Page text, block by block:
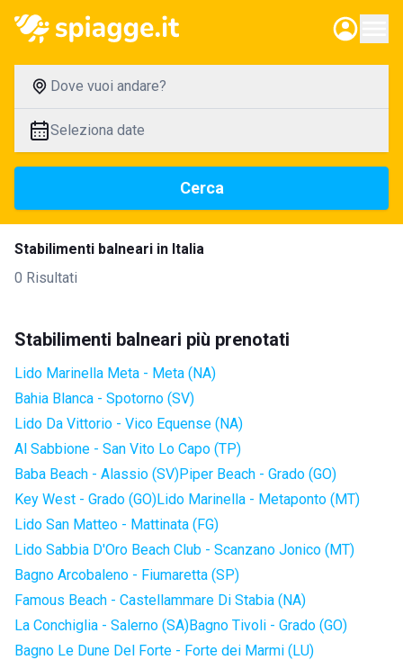
Dove vuoi andare?
Seleziona date
Cerca
Stabilimenti balneari in Italia
0 Risultati
Stabilimenti balneari più prenotati
Lido Marinella Meta - Meta (NA)
Bahia Blanca - Spotorno (SV)
Lido Da Vittorio - Vico Equense (NA)
Al Sabbione - San Vito Lo Capo (TP)
Baba Beach - Alassio (SV)Piper Beach - Grado (GO)
Key West - Grado (GO)Lido Marinella - Metaponto (MT)
Lido San Matteo - Mattinata (FG)
Lido Sabbia D'Oro Beach Club - Scanzano Jonico (MT)
Bagno Arcobaleno - Fiumaretta (SP)
Famous Beach - Castellammare Di Stabia (NA)
La Conchiglia - Salerno (SA)Bagno Tivoli - Grado (GO)
Bagno Le Dune Del Forte - Forte dei Marmi (LU)